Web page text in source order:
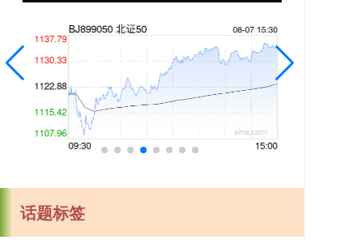
话题标签